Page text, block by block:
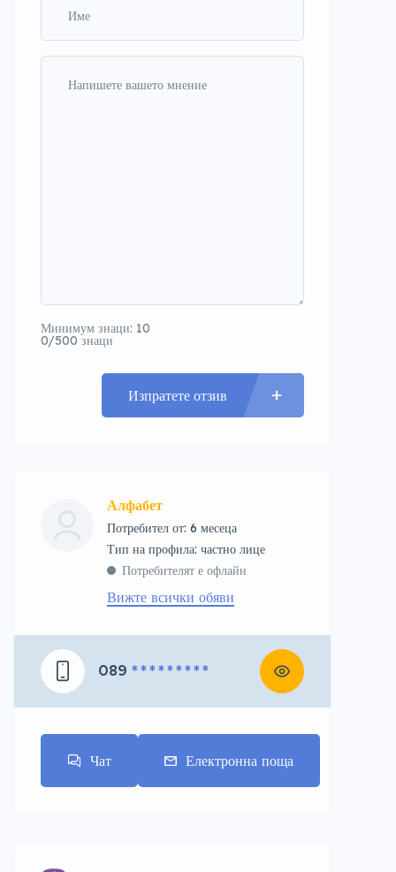
Минимум знаци: 10
0/500 знаци
Изпратете отзив
Алфабет
Потребител от: 6 месеца
тип на профила: частно лице
Потребителят е офлайн
Вижте всички обяви
089 * * * * * * * * *
Чат Електронна поща